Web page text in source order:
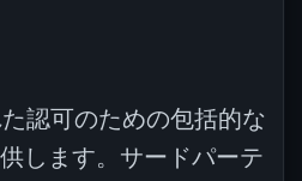
認可のための包括的な
します。サードパーテ